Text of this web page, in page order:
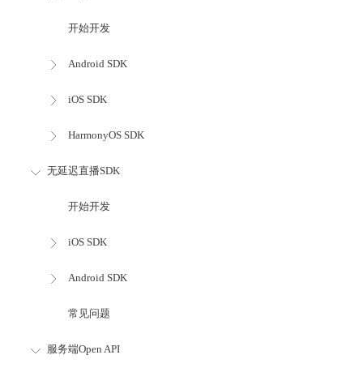
开始开发
Android SDK
iOS SDK
HarmonyOS SDK
无延迟直播SDK
开始开发
iOS SDK
Android SDK
常见问题
服务端Open API